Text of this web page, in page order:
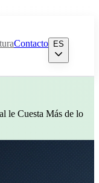
Contacto ES
le Cuesta Más de lo